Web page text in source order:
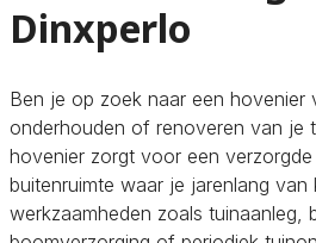
Dinxperlo
Ben je op zoek naar een hovenier
onderhouden of renoveren van je
hovenier zorgt voor een verzorgde
buitenruimte waar je jarenlang
werkzaamheden zoals tuinaanleg,